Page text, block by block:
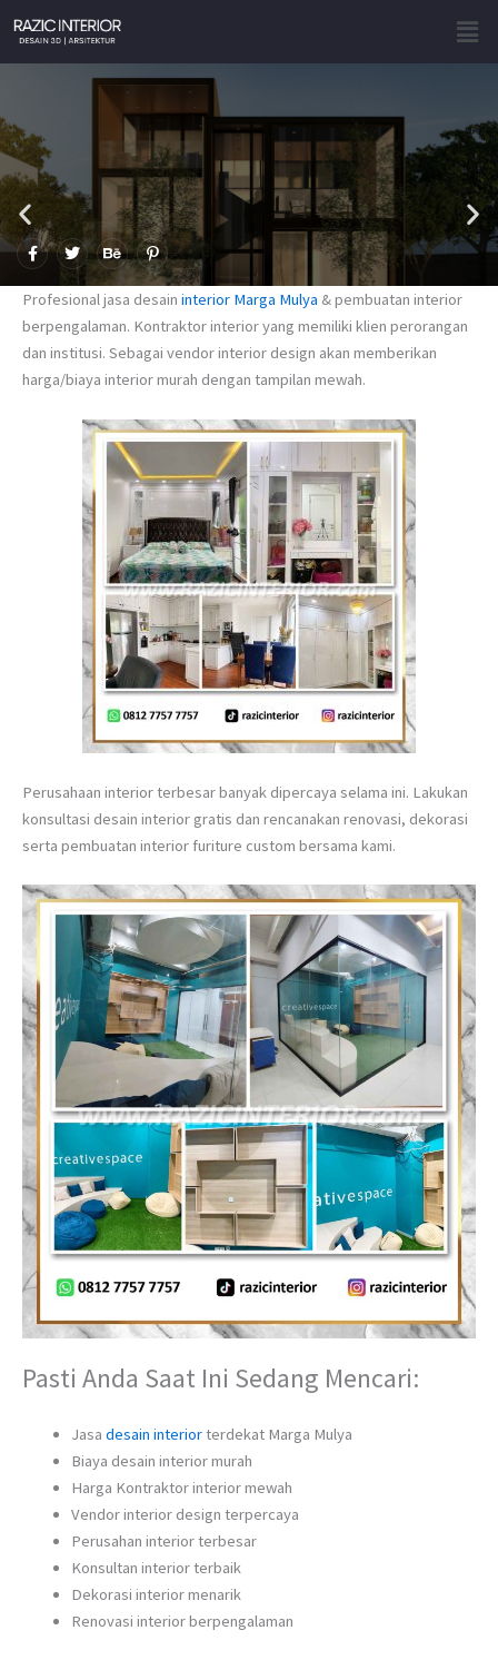
content
F
a
e
b
o
k
f
T
w
t
t
e
r
B
e
h
a
n
c
P
i
n
t
e
r
s
-
Profesional jasa desain interior Marga Mulya & pembuatan interior
berpengalaman. Kontraktor interior yang memiliki klien perorangan
dan institusi. Sebagai vendor interior design akan memberikan
harga/biaya interior murah dengan tampilan mewah.
Perusahaan interior terbesar banyak dipercaya selama ini. Lakukan
konsultasi desain interior gratis dan rencanakan renovasi, dekorasi
serta pembuatan interior furiture custom bersama kami.
Pasti Anda Saat Ini Sedang Mencari:
Jasa desain interiorterdekat Marga Mulya
Biaya desain interior murah
Harga Kontraktor interior mewah
Vendor interior design terpercaya
Perusahan interior terbesar
Konsultan interior terbaik
Dekorasi interior menarik
Renovasi interior berpengalaman